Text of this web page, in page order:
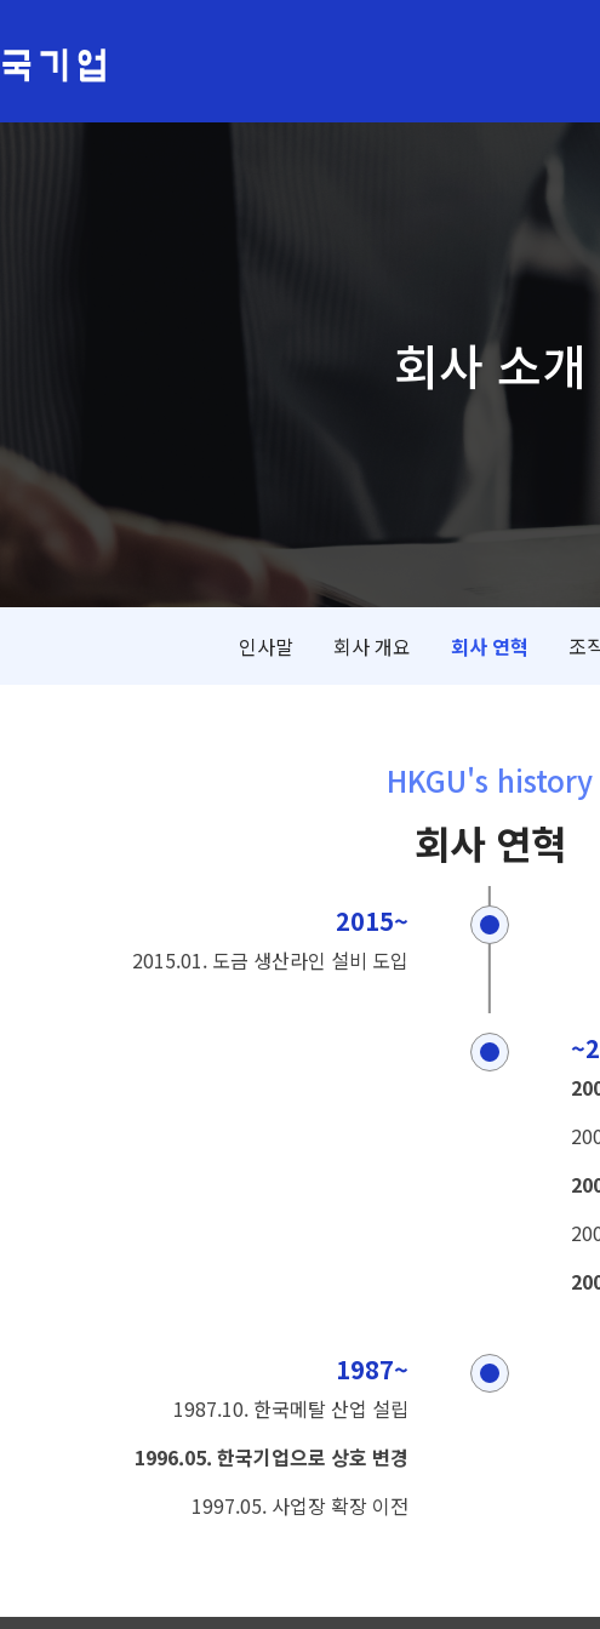
회사 소개
인사말 회사 개요 회사 연혁 조
HKGU's history
회사 연혁
2015~
2015.01. 도금 생산라인 설비 도입
1987~
1987.10. 한국메탈 산업 설립
1996.05. 한국기업으로 상호 변경
1997.05. 사업장 확장 이전